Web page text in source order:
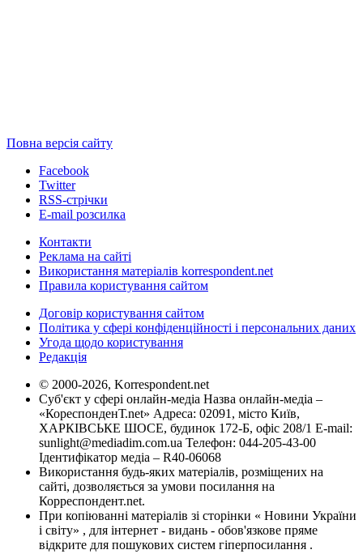
Повна версія сайту
Facebook
Twitter
RSS-стрічки
E-mail розсилка
Контакти
Реклама на сайті
Використання матеріалів korrespondent.net
Правила користування сайтом
Договір користування сайтом
Політика у сфері конфіденційності і персональних даних
Угода щодо користування
Редакція
© 2000-2026, Korrespondent.net
Суб'єкт у сфері онлайн-медіа Назва онлайн-медіа –
«КореспонденТ.net» Адреса: 02091, місто Київ,
ХАРКІВСЬКЕ ШОСЕ, будинок 172-Б, офіс 208/1 E-mail:
sunlight@mediadim.com.ua Телефон: 044-205-43-00
Ідентифікатор медіа – R40-06068
Використання будь-яких матеріалів, розміщених на
сайті, дозволяється за умови посилання на
Корреспондент.net.
При копіюванні матеріалів зі сторінки « Новини України
і світу» , для інтернет - видань - обов'язкове пряме
відкрите для пошукових систем гіперпосилання .